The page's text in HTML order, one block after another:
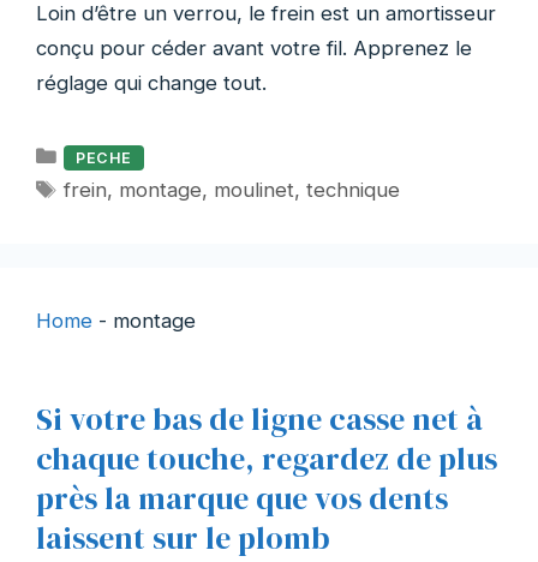
Loin d’être un verrou, le frein est un amortisseur
conçu pour céder avant votre fil. Apprenez le
réglage qui change tout.
Catégories
PECHE
Étiquettes
frein, montage, moulinet,technique
Home - montage
Si votre bas de ligne casse net à
chaque touche, regardez de plus
près la marque que vos dents
laissent sur le plomb